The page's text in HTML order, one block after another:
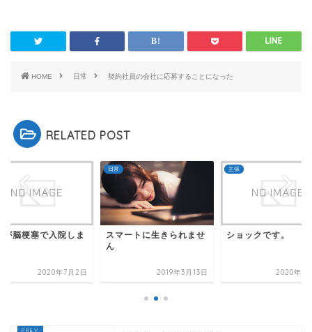
HOME 日常 契約社員の会社に応募することになった
RELATED POST
が脳梗塞で入院しま
2020年7月2日
日常
スマートに生きられませ
ん
2019年3月13日
主張
ショックです。
2020年7